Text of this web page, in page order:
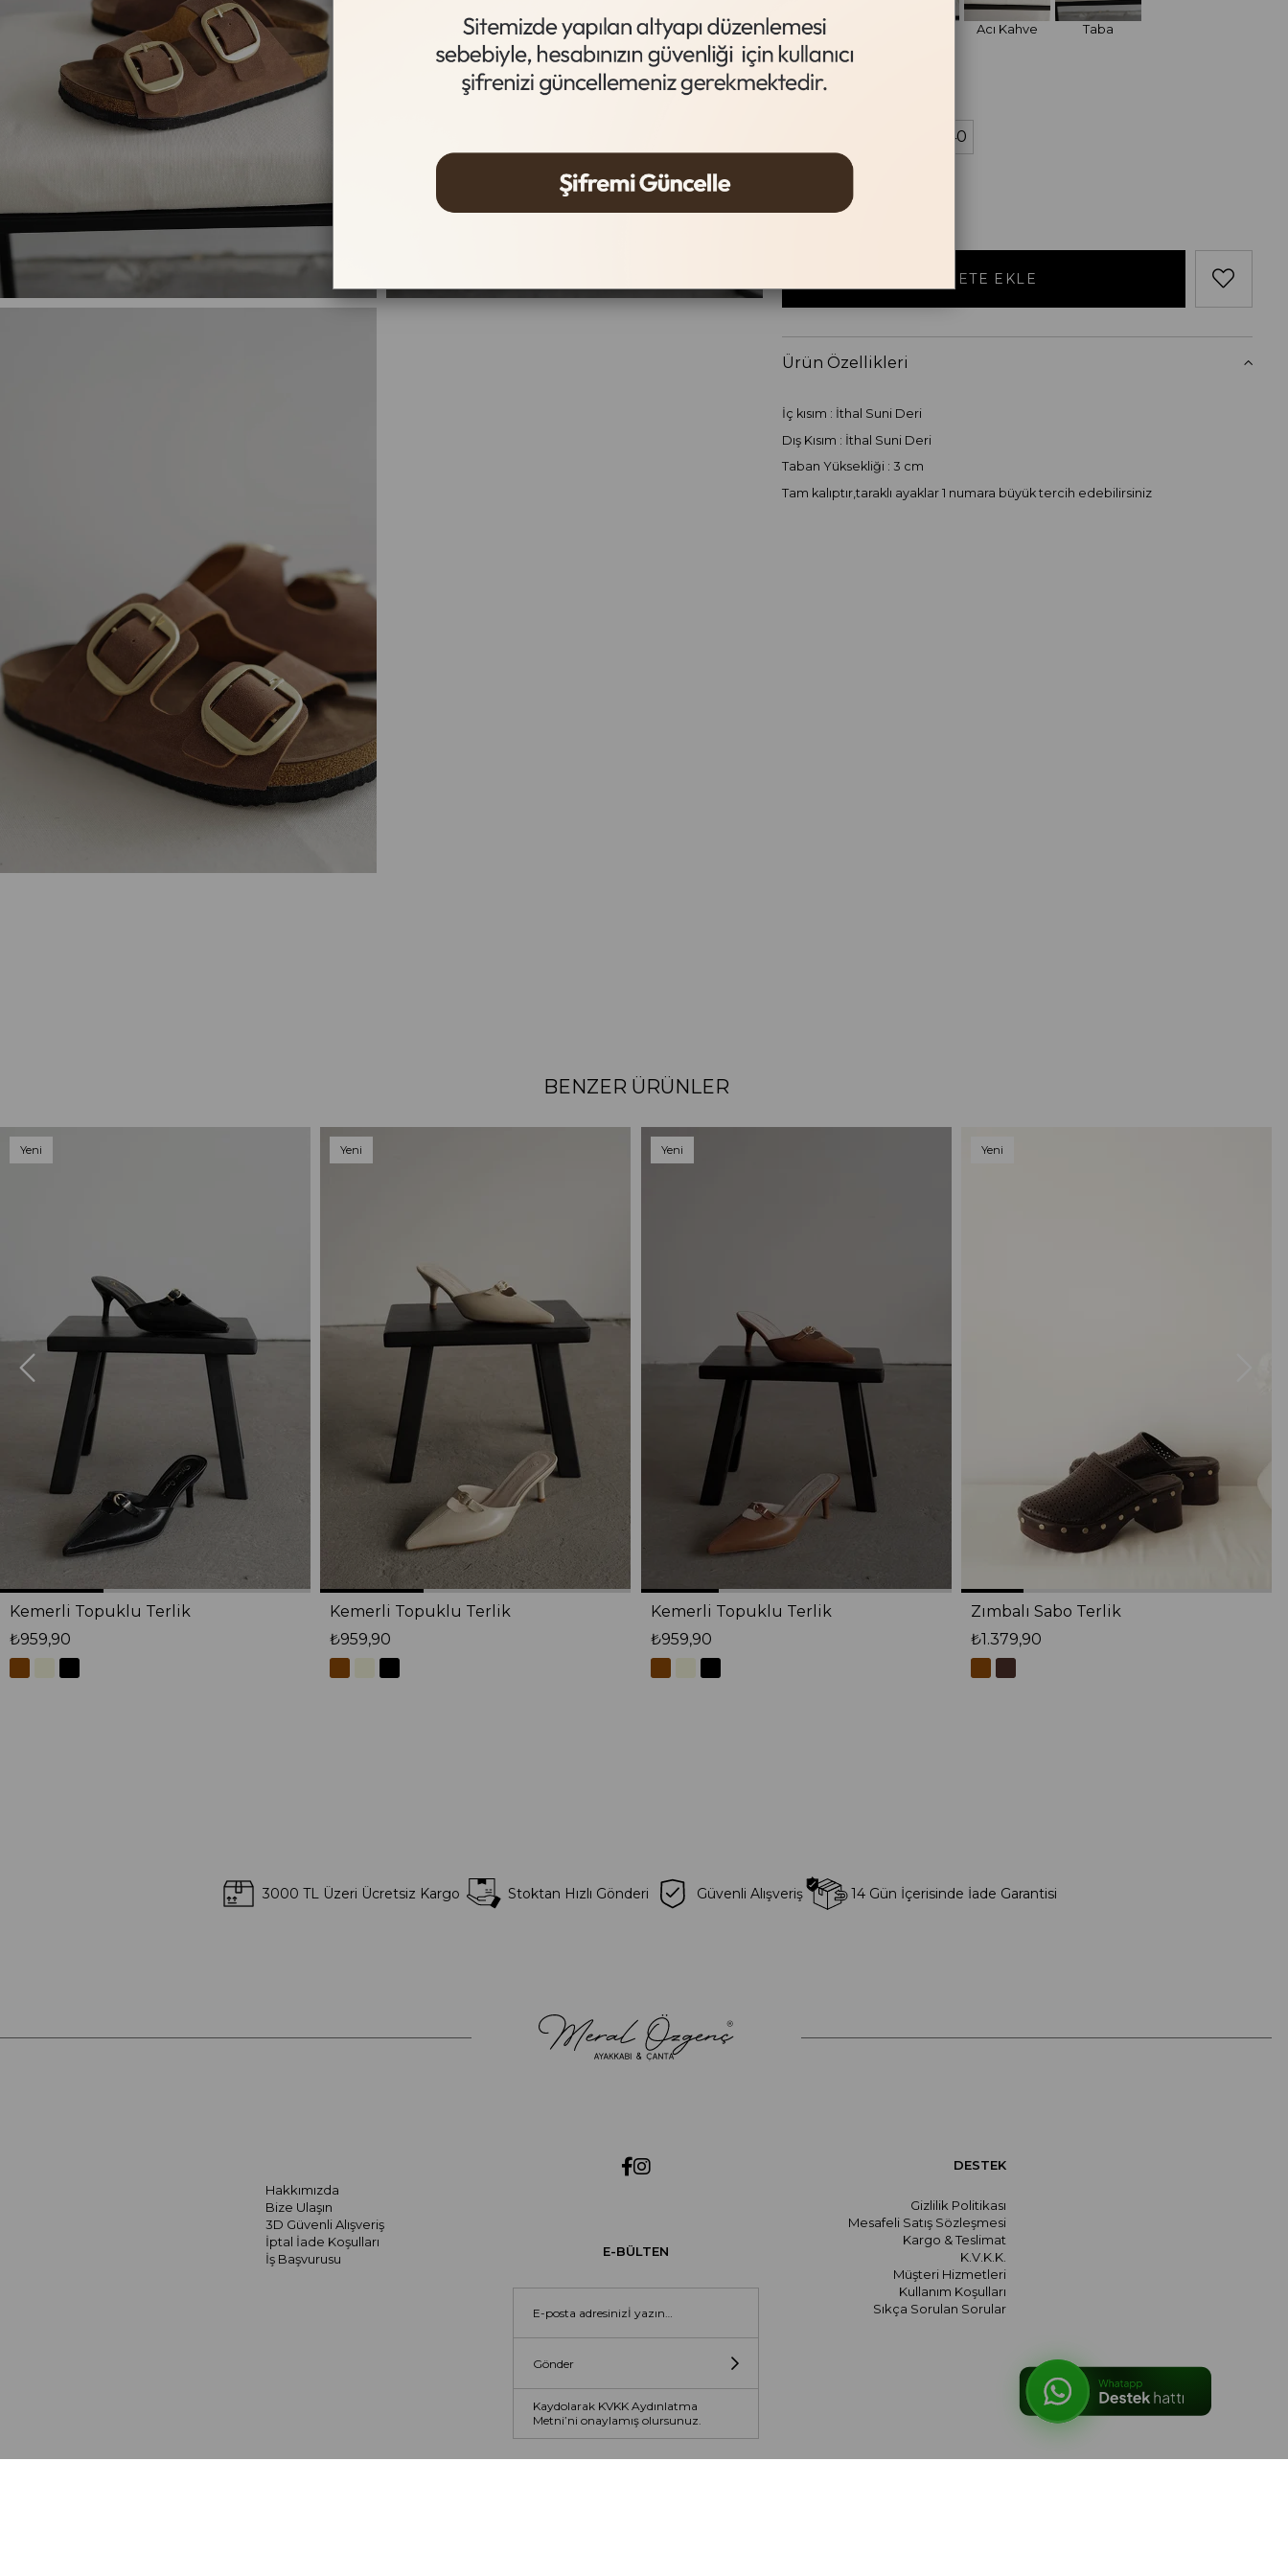
Vizon Acı Kahve Taba
Beden Tablosu
40
Ürün Özellikleri
İç kısım : İthal Suni Deri
Dış Kısım : İthal Suni Deri
Taban Yüksekliği : 3 cm
Tam kalıptır,taraklı ayaklar 1 numara büyük tercih edebilirsiniz
BENZER ÜRÜNLER
Kemerli Topuklu Terlik
₺959,90
Yeni
Kemerli Topuklu Terlik
₺959,90
Yeni
Kemerli Topuklu Terlik
₺959,90
Yeni
Zımbalı Sabo Terlik
₺1.379,90
Yeni
3000 TL Üzeri Ücretsiz Kargo Stoktan Hızlı Gönderi Güvenli Alışveriş 14 Gün İçerisinde İade Garantisi
Hakkımızda
Bize Ulaşın
3D Güvenli Alışveriş
İptal İade Koşulları
İş Başvurusu
E-BÜLTEN
Gönder
Kaydolarak KVKK Aydınlatma
Metni’ni onaylamış olursunuz.
DESTEK
Gizlilik Politikası
Mesafeli Satış Sözleşmesi
Kargo & Teslimat
K.V.K.K.
Müşteri Hizmetleri
Kullanım Koşulları
Sıkça Sorulan Sorular